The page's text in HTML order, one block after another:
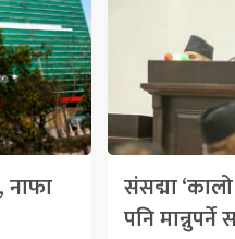
नाफा
संसद्मा ‘कालो
पनि